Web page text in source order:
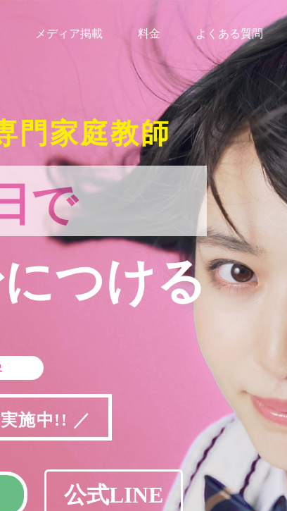
メディア掲載 料金 よくある質問
門家庭教師
で
つける
施中!! ／
公式LINE